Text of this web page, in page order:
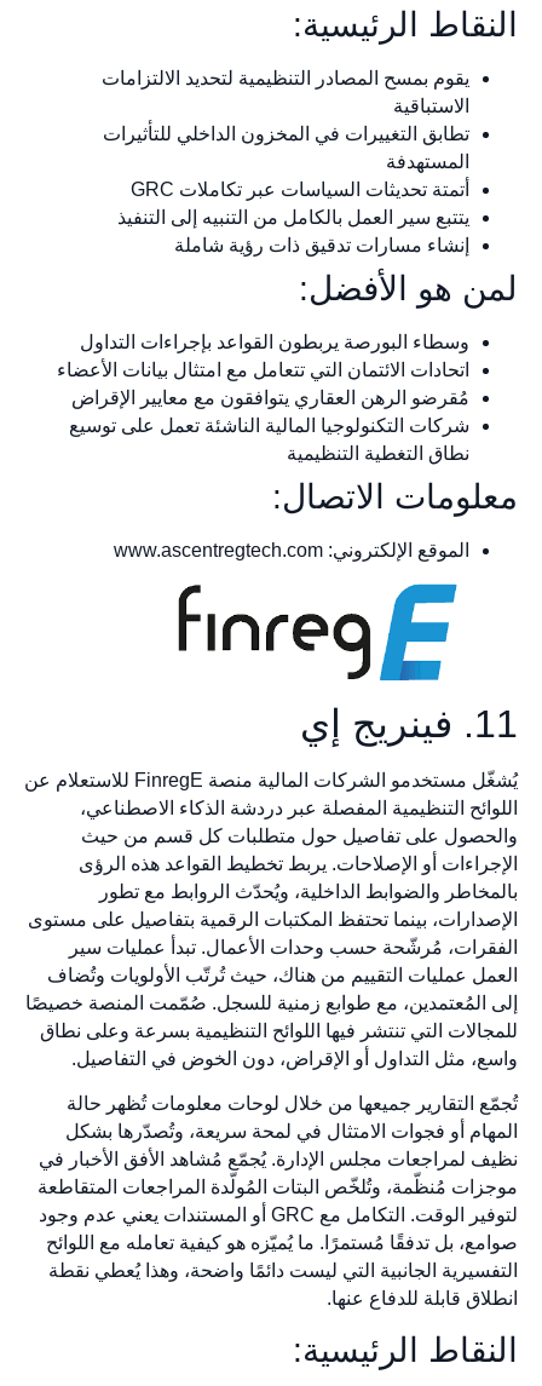
النقاط الرئيسية:
يقوم بمسح المصادر التنظيمية لتحديد الالتزامات
الاستباقية
تطابق التغييرات في المخزون الداخلي للتأثيرات
المستهدفة
أتمتة تحديثات السياسات عبر تكاملات GRC
يتتبع سير العمل بالكامل من التنبيه إلى التنفيذ
إنشاء مسارات تدقيق ذات رؤية شاملة
لمن هو الأفضل:
وسطاء البورصة يربطون القواعد بإجراءات التداول
اتحادات الائتمان التي تتعامل مع امتثال بيانات الأعضاء
مُقرضو الرهن العقاري يتوافقون مع معايير الإقراض
شركات التكنولوجيا المالية الناشئة تعمل على توسيع
نطاق التغطية التنظيمية
معلومات الاتصال:
الموقع الإلكتروني: www.ascentregtech.com
11. فينريج إي
يُشغّل مستخدمو الشركات المالية منصة FinregE للاستعلام عن
اللوائح التنظيمية المفصلة عبر دردشة الذكاء الاصطناعي،
والحصول على تفاصيل حول متطلبات كل قسم من حيث
الإجراءات أو الإصلاحات. يربط تخطيط القواعد هذه الرؤى
بالمخاطر والضوابط الداخلية، ويُحدّث الروابط مع تطور
الإصدارات، بينما تحتفظ المكتبات الرقمية بتفاصيل على مستوى
الفقرات، مُرشّحة حسب وحدات الأعمال. تبدأ عمليات سير
العمل عمليات التقييم من هناك، حيث تُرتّب الأولويات وتُضاف
إلى المُعتمدين، مع طوابع زمنية للسجل. صُمّمت المنصة خصيصًا
للمجالات التي تنتشر فيها اللوائح التنظيمية بسرعة وعلى نطاق
واسع، مثل التداول أو الإقراض، دون الخوض في التفاصيل.
تُجمّع التقارير جميعها من خلال لوحات معلومات تُظهر حالة
المهام أو فجوات الامتثال في لمحة سريعة، وتُصدّرها بشكل
نظيف لمراجعات مجلس الإدارة. يُجمّع مُشاهد الأفق الأخبار في
موجزات مُنظّمة، وتُلخّص البتات المُولّدة المراجعات المتقاطعة
لتوفير الوقت. التكامل مع GRC أو المستندات يعني عدم وجود
صوامع، بل تدفقًا مُستمرًا. ما يُميّزه هو كيفية تعامله مع اللوائح
التفسيرية الجانبية التي ليست دائمًا واضحة، وهذا يُعطي نقطة
انطلاق قابلة للدفاع عنها.
النقاط الرئيسية: